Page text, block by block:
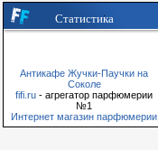
Статистика
Антикафе Жучки-Паучки на
Соколе
fifi.ru - агрегатор парфюмерии
№1
Интернет магазин парфюмерии